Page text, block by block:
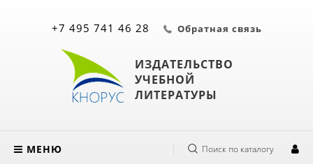
ИЗДАТЕЛЬСТВО
УЧЕБНОЙ
ЛИТЕРАТУРЫ
+7 495 741 46 28 Обратная связь
МЕНЮ Поиск по каталогу